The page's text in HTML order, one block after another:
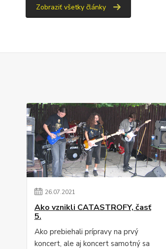
Zobraziť všetky články
26.07.2021
Ako vznikli CATASTROFY, časť
5.
Ako prebiehali prípravy na prvý
koncert, ale aj koncert samotný sa